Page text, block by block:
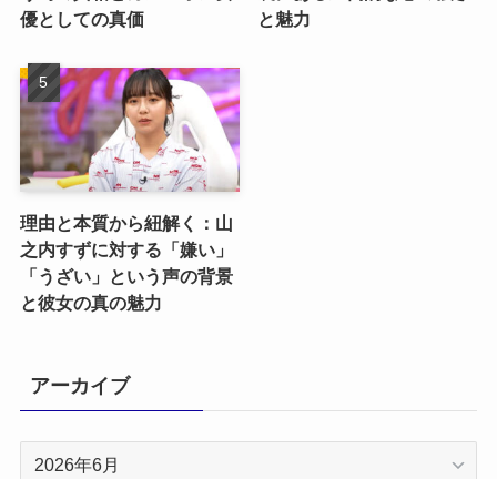
優としての真価
と魅力
理由と本質から紐解く：山
之内すずに対する「嫌い」
「うざい」という声の背景
と彼女の真の魅力
アーカイブ